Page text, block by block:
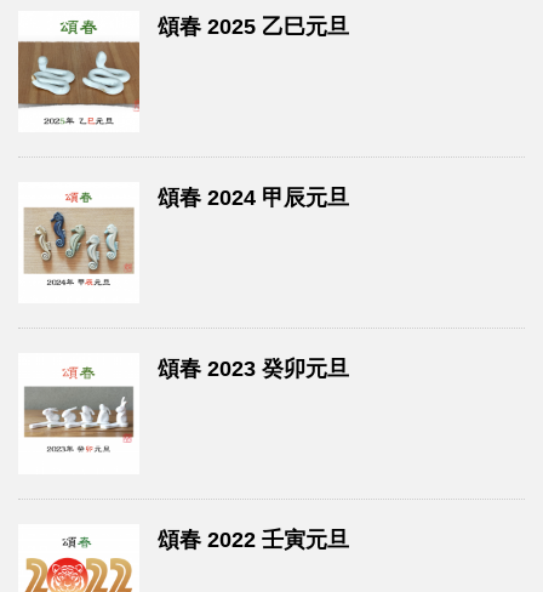
頌春 2025 乙巳元旦
頌春 2024 甲辰元旦
頌春 2023 癸卯元旦
頌春 2022 壬寅元旦